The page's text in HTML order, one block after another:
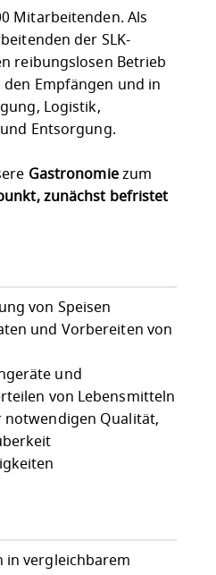
Mitarbeitenden. Als
der SLK-
reibungslosen Betrieb
den Empfängen und in
Logistik,
Entsorgung.
Gastronomiezum
zunächst befristet
von Speisen
und Vorbereiten von
und
von Lebensmitteln
Qualität,
in vergleichbarem